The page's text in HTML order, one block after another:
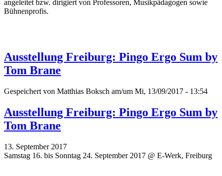
angeleitet bzw. dirigiert von Professoren, Musikpädagogen sowie
Bühnenprofis.
Ausstellung Freiburg: Pingo Ergo Sum by
Tom Brane
Gespeichert von Matthias Boksch am/um Mi, 13/09/2017 - 13:54
Ausstellung Freiburg: Pingo Ergo Sum by
Tom Brane
13. September 2017
Samstag 16. bis Sonntag 24. September 2017 @ E-Werk, Freiburg